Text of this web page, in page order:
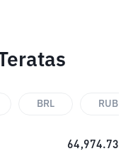
BRL RUB
64,974.73